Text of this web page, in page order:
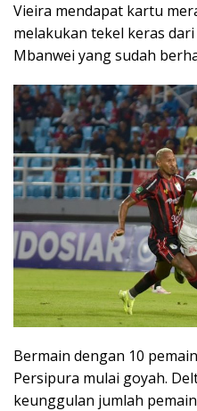
Vieira mendapat kartu
melakukan tekel keras
Mbanwei yang sudah
Bermain dengan 10
Persipura mulai goyah.
keunggulan jumlah